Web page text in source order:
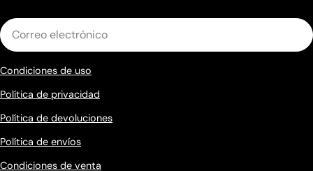
Correo
electrónico
Condiciones de uso
Política de privacidad
Política de devoluciones
Política de envíos
Condiciones de venta